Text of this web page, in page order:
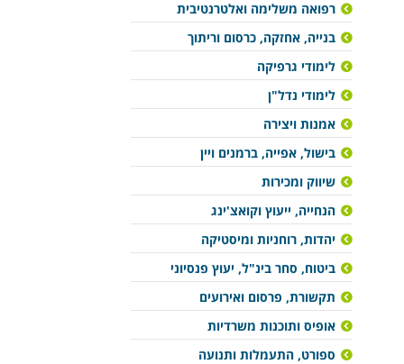
רפואה משלימה ואלטרנטיבית
בנייה, אחזקה, כרסום וריתוך
לימודי גרפיקה
לימודי נדל"ן
אמנות ויצירה
בישול, אפייה, ברמנים ויין
שיווק ומכירות
הנחייה, ייעוץ וקואצ'ינג
יהדות, רוחניות ומיסטיקה
ביטוח, סחר בינ"ל, יעוץ פנסיוני
תקשורת, פרסום ואירועים
אופיס ותוכנות משרדיות
ספורט, התעמלות ותנועה